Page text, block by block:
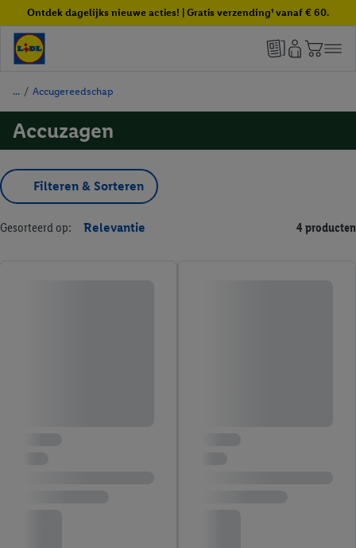
Ontdek dagelijks nieuwe acties! | Gratis verzending¹ vanaf € 60.
/ Accugereedschap
Accuzagen
Filteren & Sorteren
Gesorteerd op: Relevantie 4 producten